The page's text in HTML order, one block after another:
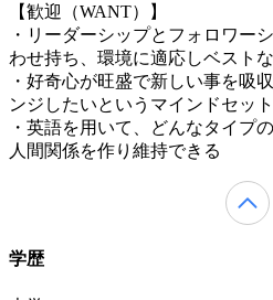
【歓迎（WANT）】
・リーダーシップとフォロワー
わせ持ち、環境に適応しベスト
・好奇心が旺盛で新しい事を吸
ンジしたいというマインドセッ
・英語を用いて、どんなタイプ
人間関係を作り維持できる
学歴